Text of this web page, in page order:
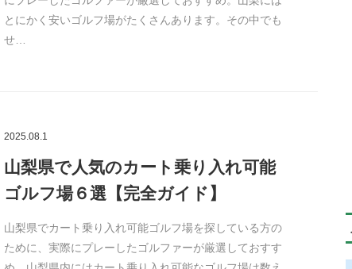
とにかく安いゴルフ場がたくさんあります。その中でも
せ…
2025.08.1
山梨県で人気のカート乗り入れ可能
ゴルフ場６選【完全ガイド】
山梨県でカート乗り入れ可能ゴルフ場を探している方の
ために、実際にプレーしたゴルファーが厳選しておすす